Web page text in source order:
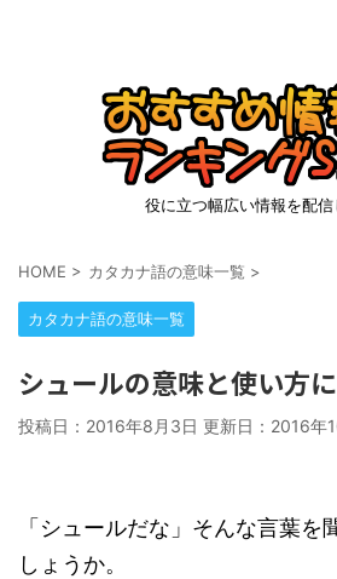
役に立つ幅広い情報を配信
HOME > カタカナ語の意味一覧 >
カタカナ語の意味一覧
シュールの意味と使い方
投稿日：2016年8月3日 更新日： 2016年
「シュールだな」そんな言葉を
しょうか。